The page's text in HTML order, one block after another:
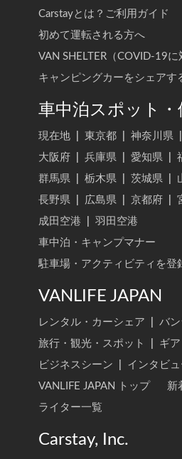
Carstayとは？ご利用ガイド
初めて運転される方へ
VAN SHELTER（COVID-19に
キャンピングカーをシェアす
車中泊スポット・
現在地 東京都 神奈川県
大阪府
兵庫県 愛知県
群馬県
栃木県 茨城県
長野県
広島県 京都府
成田空港
羽田空港
車中泊・キャンプマナー
駐車場・アクティビティを登
VANLIFE JAPAN
レンタル・カーシェア バン
旅行・観光・スポット
ギ
ビジネスシーン
インタビ
VANLIFE JAPAN トップ
新
ライター一覧
Carstay, Inc.